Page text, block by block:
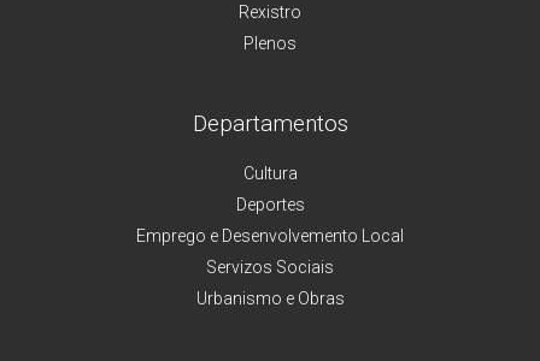
Rexistro
Plenos
Departamentos
Cultura
Deportes
Emprego e Desenvolvemento Local
Servizos Sociais
Urbanismo e Obras